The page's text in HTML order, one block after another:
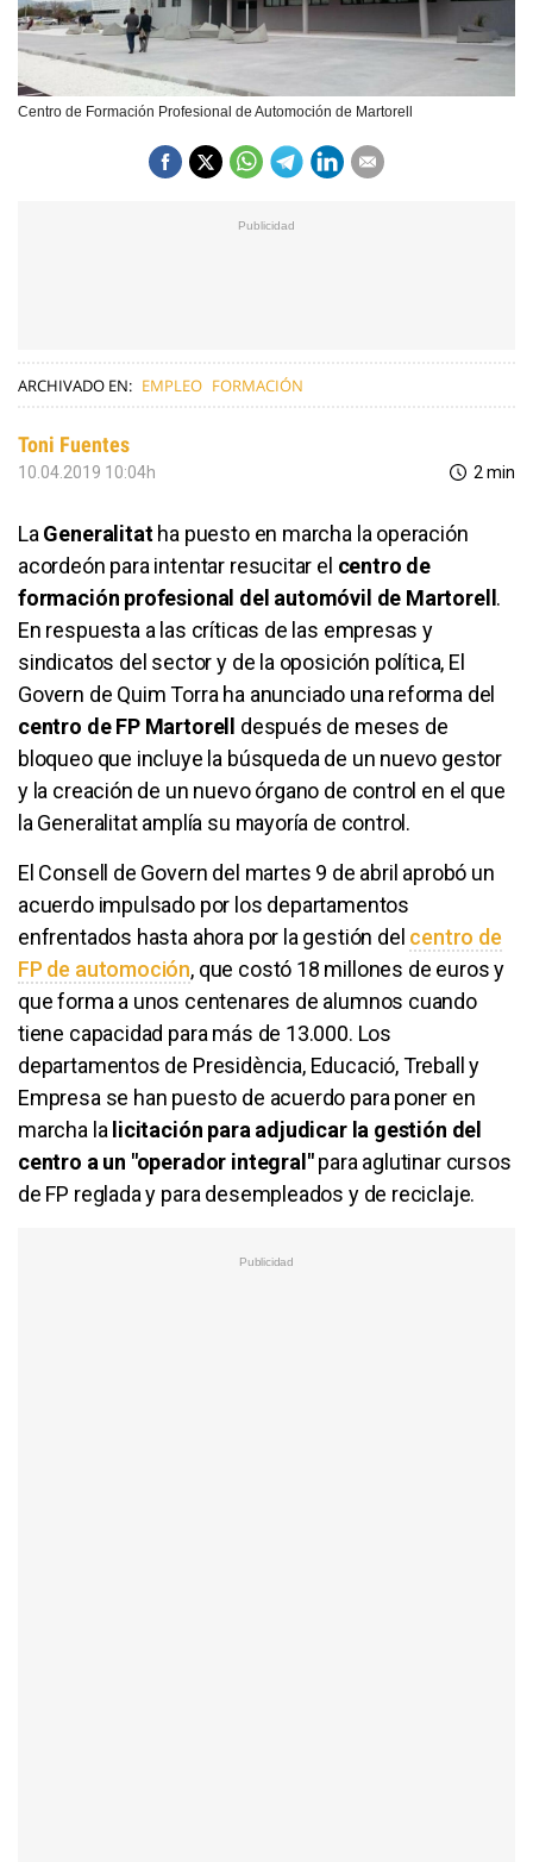
Centro de Formación Profesional de Automoción de Martorell
ARCHIVADO EN: EMPLEO FORMACIÓN
Toni Fuentes
10.04.2019 10:04h 2 min
La Generalitatha puesto en marcha la operación
acordeón para intentar resucitar el centro de
formación profesional del automóvil de Martorell.
En respuesta a las críticas de las empresas y
sindicatos del sector y de la oposición política, El
Govern de Quim Torra ha anunciado una reforma del
centro de FP Martorell después de meses de
bloqueo que incluye la búsqueda de un nuevo gestor
y la creación de un nuevo órgano de control en el que
la Generalitat amplía su mayoría de control.
El Consell de Govern del martes 9 de abril aprobó un
acuerdo impulsado por los departamentos
enfrentados hasta ahora por la gestión del centro de
FP de automoción, que costó 18 millones de euros y
que forma a unos centenares de alumnos cuando
tiene capacidad para más de 13.000. Los
departamentos de Presidència, Educació, Treball y
Empresa se han puesto de acuerdo para poner en
marcha la licitación para adjudicar la gestión del
centro a un "operador integral"para aglutinar cursos
de FP reglada y para desempleados y de reciclaje.